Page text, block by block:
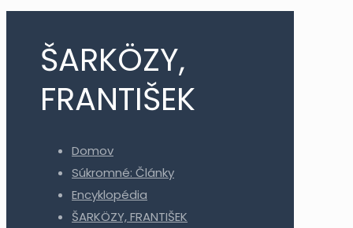
ŠARKÖZY,
FRANTIŠEK
Domov
Súkromné: Články
Encyklopédia
ŠARKÖZY, FRANTIŠEK